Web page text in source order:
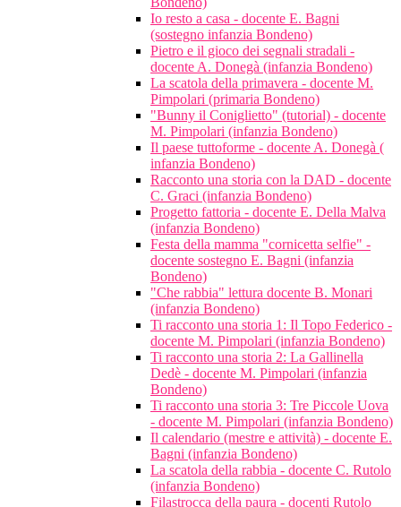
Io resto a casa - docente E. Bagni
(sostegno infanzia Bondeno)
Pietro e il gioco dei segnali stradali -
docente A. Donegà (infanzia Bondeno)
La scatola della primavera - docente M.
Pimpolari (primaria Bondeno)
"Bunny il Coniglietto" (tutorial) - docente
M. Pimpolari (infanzia Bondeno)
Il paese tuttoforme - docente A. Donegà (
infanzia Bondeno)
Racconto una storia con la DAD - docente
C. Graci (infanzia Bondeno)
Progetto fattoria - docente E. Della Malva
(infanzia Bondeno)
Festa della mamma "cornicetta selfie" -
docente sostegno E. Bagni (infanzia
Bondeno)
"Che rabbia" lettura docente B. Monari
(infanzia Bondeno)
Ti racconto una storia 1: Il Topo Federico -
docente M. Pimpolari (infanzia Bondeno)
Ti racconto una storia 2: La Gallinella
Dedè - docente M. Pimpolari (infanzia
Bondeno)
Ti racconto una storia 3: Tre Piccole Uova
- docente M. Pimpolari (infanzia Bondeno)
Il calendario (mestre e attività) - docente E.
Bagni (infanzia Bondeno)
La scatola della rabbia - docente C. Rutolo
(infanzia Bondeno)
Filastrocca della paura - docenti Rutolo